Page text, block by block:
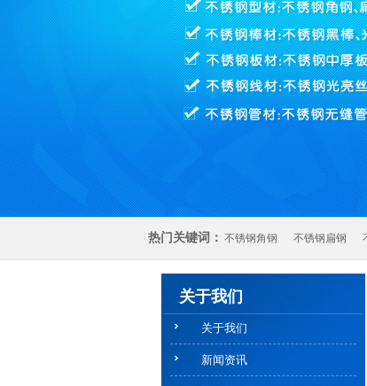
热门关键词： 不锈钢角钢 不锈钢扁钢
关于我们
关于我们
新闻资讯